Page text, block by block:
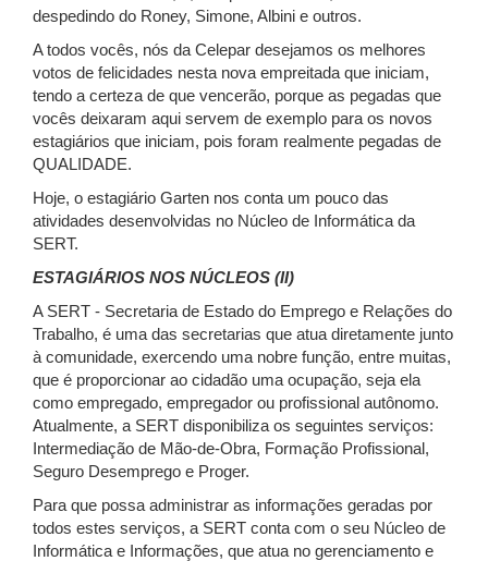
despedindo do Roney, Simone, Albini e outros.
A todos vocês, nós da Celepar desejamos os melhores
votos de felicidades nesta nova empreitada que iniciam,
tendo a certeza de que vencerão, porque as pegadas que
vocês deixaram aqui servem de exemplo para os novos
estagiários que iniciam, pois foram realmente pegadas de
QUALIDADE.
Hoje, o estagiário Garten nos conta um pouco das
atividades desenvolvidas no Núcleo de Informática da
SERT.
ESTAGIÁRIOS NOS NÚCLEOS (II)
A SERT - Secretaria de Estado do Emprego e Relações do
Trabalho, é uma das secretarias que atua diretamente junto
à comunidade, exercendo uma nobre função, entre muitas,
que é proporcionar ao cidadão uma ocupação, seja ela
como empregado, empregador ou profissional autônomo.
Atualmente, a SERT disponibiliza os seguintes serviços:
Intermediação de Mão-de-Obra, Formação Profissional,
Seguro Desemprego e Proger.
Para que possa administrar as informações geradas por
todos estes serviços, a SERT conta com o seu Núcleo de
Informática e Informações, que atua no gerenciamento e